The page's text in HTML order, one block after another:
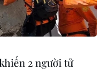
2 người tử